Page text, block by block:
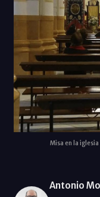
Misa en la
Antonio